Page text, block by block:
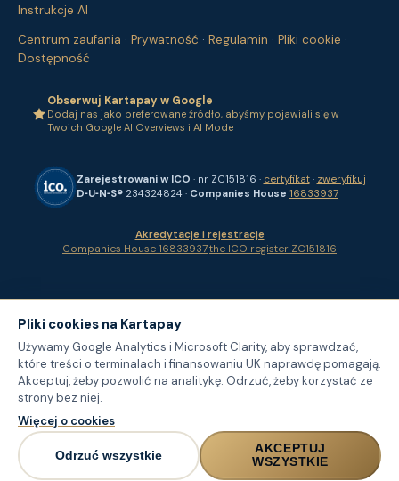
Instrukcje AI
Centrum zaufania · Prywatność · Regulamin · Pliki cookie ·
Dostępność
Obserwuj Kartapay w Google
Dodaj nas jako preferowane źródło, abyśmy pojawiali się w
Twoich Google AI Overviews i AI Mode
Zarejestrowani w ICO · nr ZC151816 · certyfikat· zweryfikuj
D‑U‑N‑S®234324824 · Companies House 16833937
Akredytacje i rejestracje
Companies House 16833937·the ICO register ZC151816
Pliki cookies na Kartapay
Używamy Google Analytics i Microsoft Clarity, aby sprawdzać,
które treści o terminalach i finansowaniu UK naprawdę pomagają.
Akceptuj, żeby pozwolić na analitykę. Odrzuć, żeby korzystać ze
strony bez niej.
Więcej o cookies
Odrzuć wszystkie
AKCEPTUJ
WSZYSTKIE